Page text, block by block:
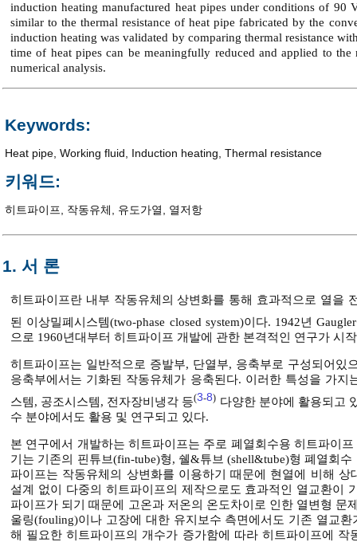
induction heating manufactured heat pipes under conditions of 90
similar to the thermal resistance of heat pipe fabricated by the
induction heating was validated by comparing thermal resistance
time of heat pipes can be meaningfully reduced and applied to
numerical analysis.
Keywords:
Heat pipe Working fluid Induction heating Thermal resistance
키워드:
히트파이프 작동유체 유도가열 열저항
1. 서 론
히트파이프란 내부 작동유체의 상변화를 통해 효과적으로 열을
된 이상밀폐시스템(two-phase closed system)이다. 1942년
으로 1960년대부터 히트파이프 개발에 관한 본격적인 연구가 시
히트파이프는 일반적으로 증발부, 단열부, 응축부로 구성되어
응축부에서는 기화된 작동유체가 응축된다. 이러한 특성을 가
스템, 공조시스템, 전자장비냉각 등(3-8) 다양한 분야에 활용되고
수 분야에서도 활용 및 연구되고 있다.
본 연구에서 개발하는 히트파이프는 주로 폐열회수용 히트파이
기는 기존의 핀튜브(fin-tube)형, 쉘&튜브 (shell&tube)형 폐열회
파이프는 작동유체의 상변화를 이용하기 때문에 현열에 비해
설계 없이 다중의 히트파이프의 제작으로도 효과적인 열교환이
파이프가 되기 때문에 고온과 저온의 온도차이로 인한 열변형
울링(fouling)이나 고장에 대한 유지보수 측면에서도 기존 열교
해 필요한 히트파이프의 개수가 증가함에 따라 히트파이프에